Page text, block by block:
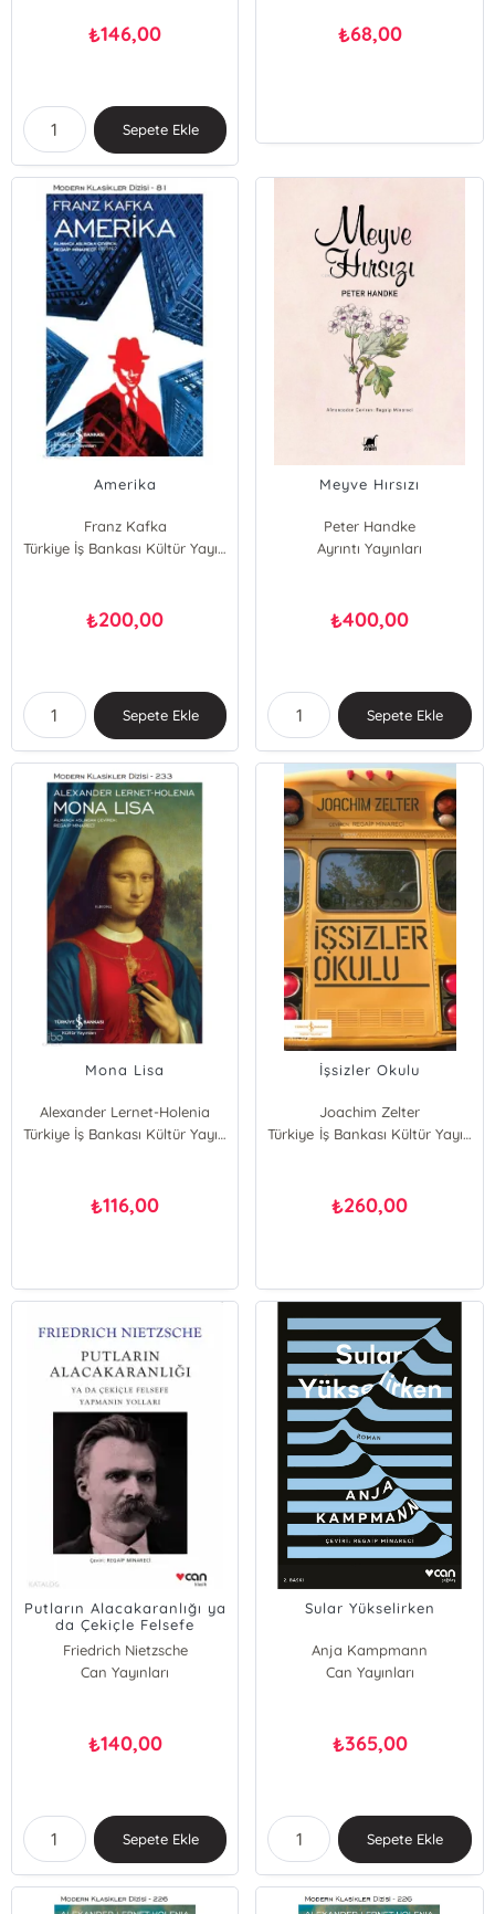
₺146,00
Sepete Ekle
₺68,00
Amerika
Franz Kafka
Türkiye İş Bankası Kültür Yayınları
₺200,00
Sepete Ekle
Meyve Hırsızı
Peter Handke
Ayrıntı Yayınları
₺400,00
Sepete Ekle
Mona Lisa
Alexander Lernet-Holenia
Türkiye İş Bankası Kültür Yayınları
₺116,00
İşsizler Okulu
Joachim Zelter
Türkiye İş Bankası Kültür Yayınları
₺260,00
Putların Alacakaranlığı ya
da Çekiçle Felsefe
Yapmanın Yolları
Friedrich Nietzsche
Can Yayınları
₺140,00
Sepete Ekle
Sular Yükselirken
Anja Kampmann
Can Yayınları
₺365,00
Sepete Ekle